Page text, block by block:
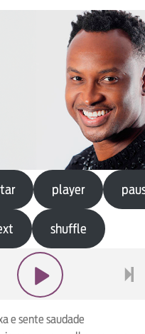
player
shuffle
e sente saudade